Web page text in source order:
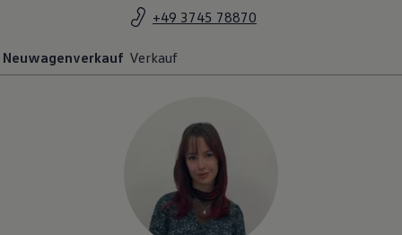
+49 3745 78870
Neuwagenverkauf Verkauf